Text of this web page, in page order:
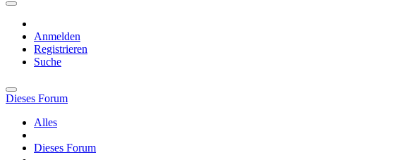
Anmelden
Registrieren
Suche
Dieses Forum
Alles
Dieses Forum